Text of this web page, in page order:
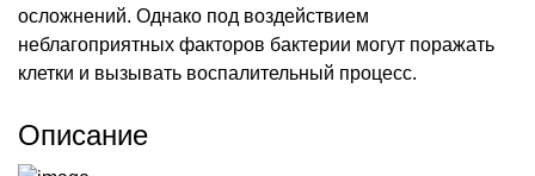
осложнений. Однако под воздействием
неблагоприятных факторов бактерии могут поражать
клетки и вызывать воспалительный процесс.
Описание